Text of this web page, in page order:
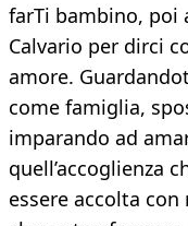
farTi bambino, poi
Calvario per dirci
amore.
come famiglia,
imparando ad
quell’accoglienza
essere accolta con